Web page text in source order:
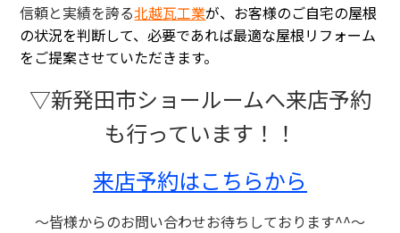
信頼と実績を誇る北越瓦工業が、お客様のご自宅の屋根
の状況を判断して、必要であれば最適な屋根リフォーム
をご提案させていただきます。
▽新発田市ショールームへ来店予約
も行っています！！
来店予約はこちらから
～皆様からのお問い合わせお待ちしております^^～